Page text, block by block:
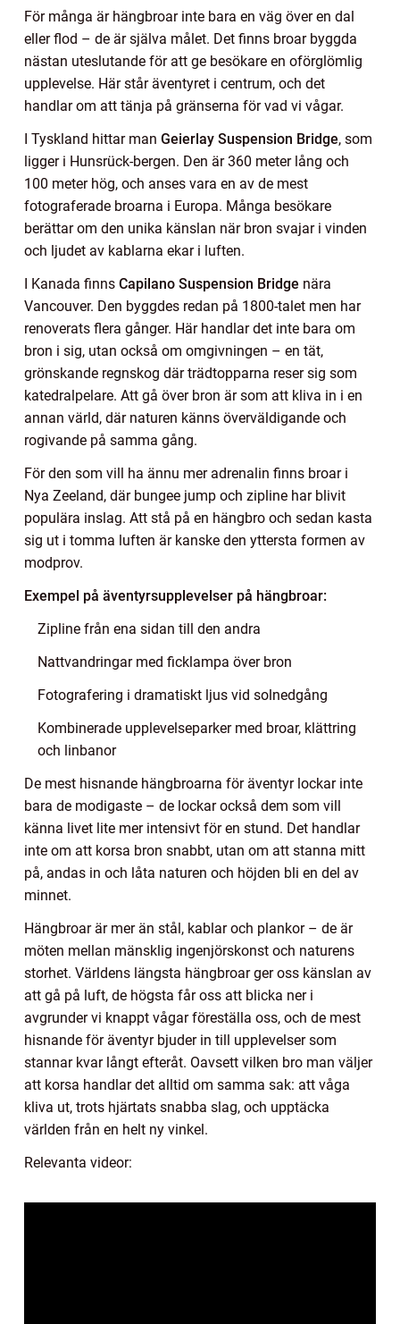
För många är hängbroar inte bara en väg över en dal
eller flod – de är själva målet. Det finns broar byggda
nästan uteslutande för att ge besökare en oförglömlig
upplevelse. Här står äventyret i centrum, och det
handlar om att tänja på gränserna för vad vi vågar.
I Tyskland hittar man Geierlay Suspension Bridge, som
ligger i Hunsrück-bergen. Den är 360 meter lång och
100 meter hög, och anses vara en av de mest
fotograferade broarna i Europa. Många besökare
berättar om den unika känslan när bron svajar i vinden
och ljudet av kablarna ekar i luften.
I Kanada finns Capilano Suspension Bridge nära
Vancouver. Den byggdes redan på 1800-talet men har
renoverats flera gånger. Här handlar det inte bara om
bron i sig, utan också om omgivningen – en tät,
grönskande regnskog där trädtopparna reser sig som
katedralpelare. Att gå över bron är som att kliva in i en
annan värld, där naturen känns överväldigande och
rogivande på samma gång.
För den som vill ha ännu mer adrenalin finns broar i
Nya Zeeland, där bungee jump och zipline har blivit
populära inslag. Att stå på en hängbro och sedan kasta
sig ut i tomma luften är kanske den yttersta formen av
modprov.
Exempel på äventyrsupplevelser på hängbroar:
Zipline från ena sidan till den andra
Nattvandringar med ficklampa över bron
Fotografering i dramatiskt ljus vid solnedgång
Kombinerade upplevelseparker med broar, klättring
och linbanor
De mest hisnande hängbroarna för äventyr lockar inte
bara de modigaste – de lockar också dem som vill
känna livet lite mer intensivt för en stund. Det handlar
inte om att korsa bron snabbt, utan om att stanna mitt
på, andas in och låta naturen och höjden bli en del av
minnet.
Hängbroar är mer än stål, kablar och plankor – de är
möten mellan mänsklig ingenjörskonst och naturens
storhet. Världens längsta hängbroar ger oss känslan av
att gå på luft, de högsta får oss att blicka ner i
avgrunder vi knappt vågar föreställa oss, och de mest
hisnande för äventyr bjuder in till upplevelser som
stannar kvar långt efteråt. Oavsett vilken bro man väljer
att korsa handlar det alltid om samma sak: att våga
kliva ut, trots hjärtats snabba slag, och upptäcka
världen från en helt ny vinkel.
Relevanta videor: